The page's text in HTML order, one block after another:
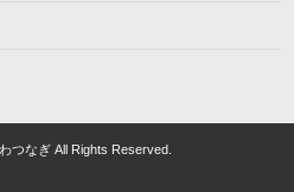
つなぎ All Rights Reserved.